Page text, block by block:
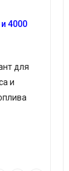
4000
для
и